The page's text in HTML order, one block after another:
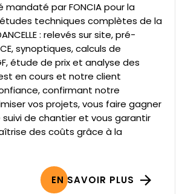
mandaté par FONCIA pour la
techniques complètes de la
: relevés sur site, pré-
synoptiques, calculs de
étude de prix et analyse des
en cours et notre client
confirmant notre
vos projets, vous faire gagner
de chantier et vous garantir
des coûts grâce à la
EN SAVOIR PLUS